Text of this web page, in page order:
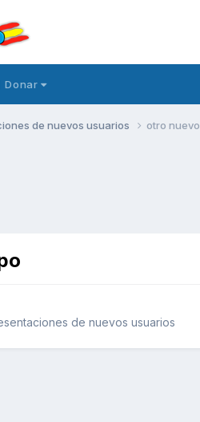
Donar
de nuevos usuarios otro
de nuevos usuarios